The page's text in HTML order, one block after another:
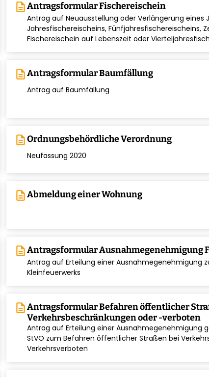
descriptionAntragsformular Fischereischein
Antrag auf Neuausstellung oder Verlängerung eines
Jahresfischereischeins, Fünfjahresfischereischeins,
Fischereischein auf Lebenszeit oder
descriptionAntragsformular Baumfällung
Antrag auf Baumfällung
descriptionOrdnungsbehördliche Verordnung
Neufassung 2020
descriptionAbmeldung einer Wohnung
descriptionAntragsformular Ausnahmegenehmigung
Antrag auf Erteilung einer Ausnahmegenehmigung
Kleinfeuerwerks
descriptionAntragsformular Befahren öffentlicher
Verkehrsbeschränkungen oder -verboten
Antrag auf Erteilung einer Ausnahmegenehmigung
StVO zum Befahren öffentlicher Straßen bei
Verkehrsverboten